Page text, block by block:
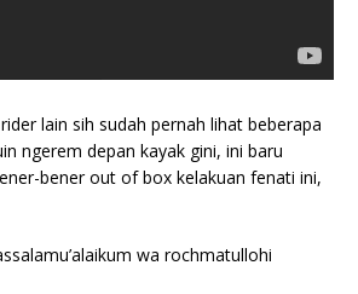
lain sih sudah pernah lihat beberapa
ngerem depan kayak gini, ini baru
bener out of box kelakuan fenati ini,
wa rochmatullohi